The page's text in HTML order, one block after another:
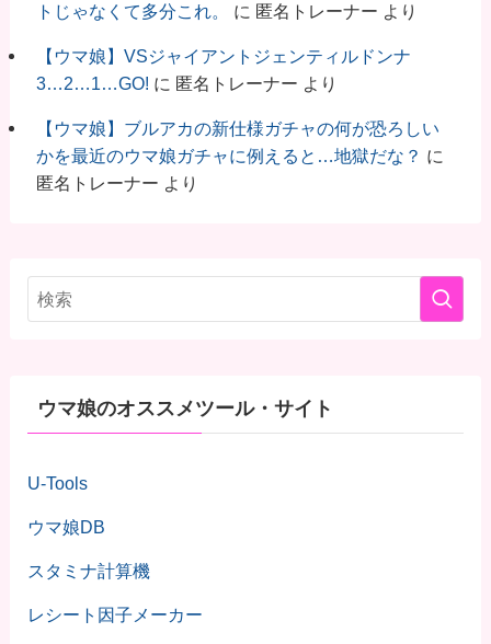
トじゃなくて多分これ。
に 匿名トレーナー より
【ウマ娘】VSジャイアントジェンティルドンナ
3…2…1…GO! に 匿名トレーナー より
【ウマ娘】ブルアカの新仕様ガチャの何が恐ろしい
かを最近のウマ娘ガチャに例えると…地獄だな？ に
匿名トレーナー より
ウマ娘のオススメツール・サイト
U-Tools
ウマ娘DB
スタミナ計算機
レシート因子メーカー